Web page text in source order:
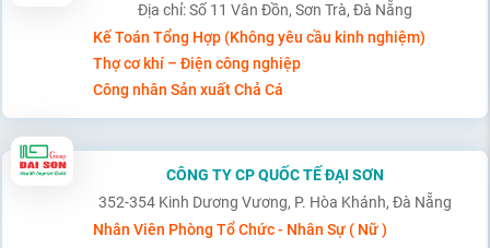
Địa chỉ: Số 11 Vân Đồn, Sơn Trà, Đà Nẵng
Kế Toán Tổng Hợp (Không yêu cầu kinh nghiệm)
Thợ cơ khí – Điện công nghiệp
Công nhân Sản xuất Chả Cá
CÔNG TY CP QUỐC TẾ ĐẠI SƠN
352-354 Kinh Dương Vương, P. Hòa Khánh, Đà Nẵng
Nhân Viên Phòng Tổ Chức - Nhân Sự ( Nữ )